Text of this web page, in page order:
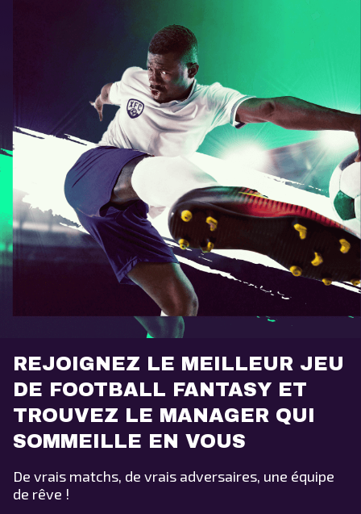
REJOIGNEZ LE MEILLEUR JEU
DE FOOTBALL FANTASY ET
TROUVEZ LE MANAGER QUI
SOMMEILLE EN VOUS
De vrais matchs, de vrais adversaires, une équipe
de rêve !